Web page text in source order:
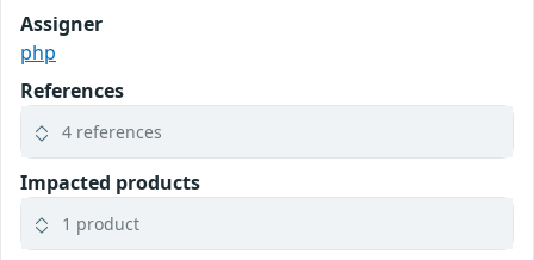
Assigner
php
References
4 references
Impacted products
1 product